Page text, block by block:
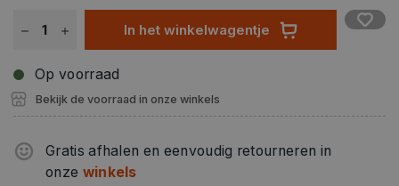
In het winkelwagentje
Op voorraad
Bekijk de voorraad in onze winkels
Gratis afhalen en eenvoudig retourneren in
onze winkels